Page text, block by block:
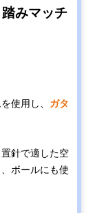
みマッチ
使用し、 ガタ
針で適した空
ボールにも使